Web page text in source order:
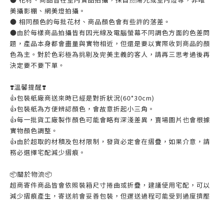
美攝影棚、網美燈拍攝。
● 相同顏色的每批花材、商品顏色會有些許的落差。
●由於每樣商品拍攝皆有因光線及電腦螢幕不同調色方面的色差問
題，產品本身都會盡量與實物相近，但還是要以實際收到商品的顏
色為主。對於色彩極為挑剔及完美主義的客人，請再三思考過後再
決定要不要下單。
❣️溫馨提醒❣️
👍️包裝紙廠商送來時已經是對折狀況(60*30cm)
👍️包裝紙為方便辨認顏色，會故意折起小三角。
👍️每一批貨工廠製作顏色可能會略有深淺差異，賣場圖片也會根據
實物顏色調整。
👍️由於超取的材積及包材限制，發貨必定會在摺疊，如果介意，請
務必選擇宅配減少摺痕。
📦️關於物流📦️
超商寄件商品皆會依照裝箱尺寸捲曲或折疊，建議使用宅配，可以
減少摺痕產生，寄送前會妥善包裝，但運送過程可能受到過度擠壓